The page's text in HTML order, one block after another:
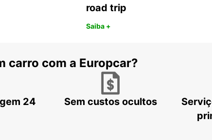
road trip
Saiba +
carro com a Europcar?
24
Sem custos ocultos